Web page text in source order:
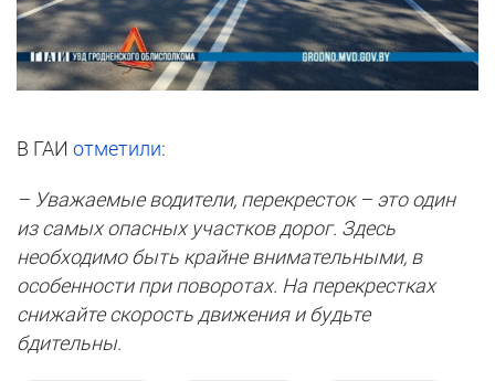
В ГАИ отметили:
– Уважаемые водители, перекресток – это один
из самых опасных участков дорог. Здесь
необходимо быть крайне внимательными, в
особенности при поворотах. На перекрестках
снижайте скорость движения и будьте
бдительны.